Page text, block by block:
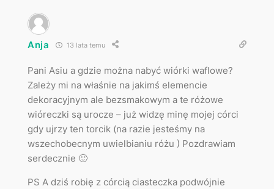
Anja 13 lata temu
Pani Asiu a gdzie można nabyć wiórki waflowe?
Zależy mi na właśnie na jakimś elemencie
dekoracyjnym ale bezsmakowym a te różowe
wióreczki są urocze – już widzę minę mojej córci
gdy ujrzy ten torcik (na razie jesteśmy na
wszechobecnym uwielbianiu różu ) Pozdrawiam
serdecznie 🙂
PS A dziś robię z córcią ciasteczka podwójnie